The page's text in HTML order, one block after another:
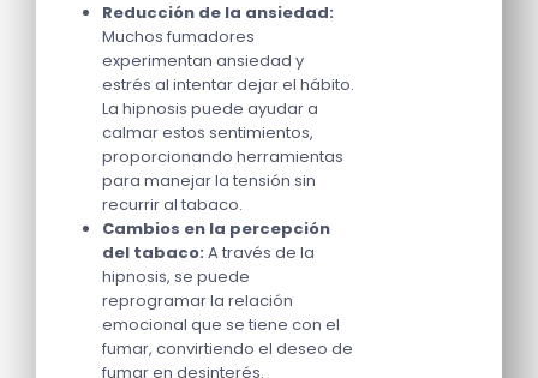
Reducción de la ansiedad:
Muchos fumadores
experimentan ansiedad y
estrés al intentar dejar el hábito.
La hipnosis puede ayudar a
calmar estos sentimientos,
proporcionando herramientas
para manejar la tensión sin
recurrir al tabaco.
Cambios en la percepción
del tabaco: A través de la
hipnosis, se puede
reprogramar la relación
emocional que se tiene con el
fumar, convirtiendo el deseo de
fumar en desinterés.